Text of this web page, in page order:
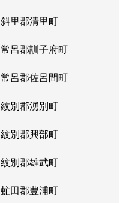
斜里郡清里町
常呂郡訓子府町
常呂郡佐呂間町
紋別郡湧別町
紋別郡興部町
紋別郡雄武町
虻田郡豊浦町